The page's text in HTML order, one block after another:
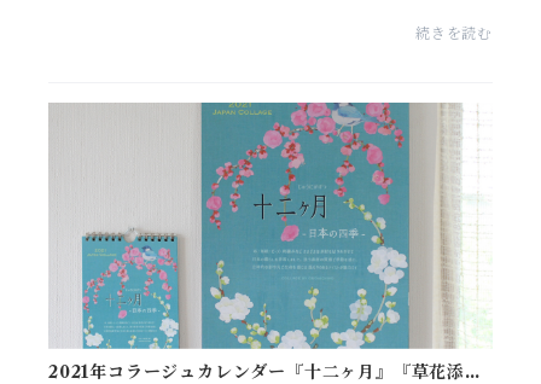
続きを読む
2021年コラージュカレンダー『十二ヶ月』『草花添